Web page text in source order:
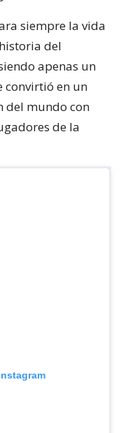
siempre la vida
del
apenas un
convirtió en un
del mundo con
de la